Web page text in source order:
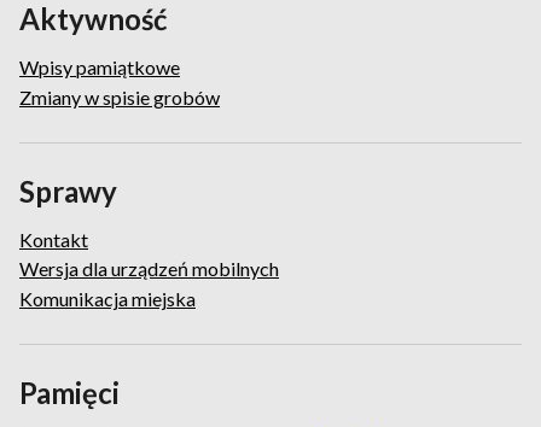
Aktywność
Wpisy pamiątkowe
Zmiany w spisie grobów
Sprawy
Kontakt
Wersja dla urządzeń mobilnych
Komunikacja miejska
Pamięci